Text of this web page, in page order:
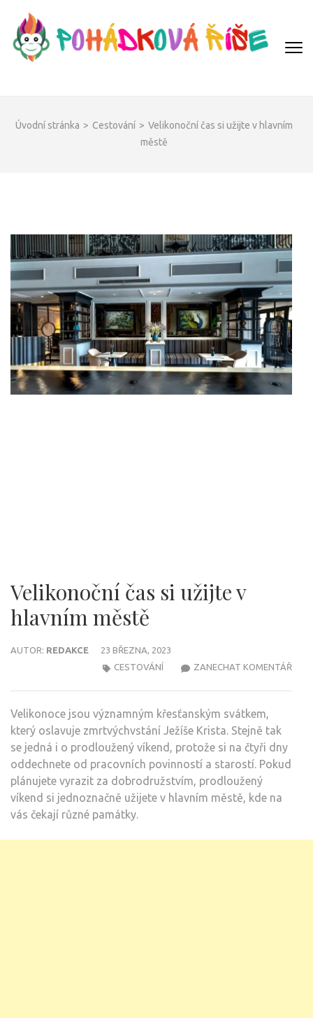
obsah
(Enter)
Úvodní stránka > Cestování > Velikonoční čas si užijte v hlavním
městě
Velikonoční čas si užijte v
hlavním městě
AUTOR: REDAKCE
23 BŘEZNA, 2023
ZANECHAT KOMENTÁŘNA
CESTOVÁNÍ
Velikonoce jsou významným křesťanským svátkem,
který oslavuje zmrtvýchvstání Ježíše Krista. Stejně tak
se jedná i o prodloužený víkend, protože si na čtyři dny
oddechnete od pracovních povinností a starostí. Pokud
plánujete vyrazit za dobrodružstvím, prodloužený
víkend si jednoznačně užijete v hlavním městě, kde na
vás čekají různé památky.